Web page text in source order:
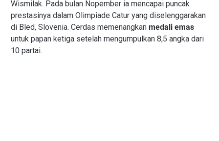
Wismilak. Pada bulan Nopember ia mencapai puncak
prestasinya dalam Olimpiade Catur yang diselenggarakan
di Bled, Slovenia. Cerdas memenangkan medali emas
untuk papan ketiga setelah mengumpulkan 8,5 angka dari
10 partai.